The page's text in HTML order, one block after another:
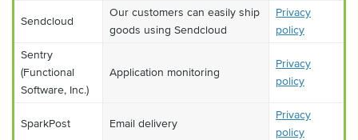
Sendcloud
Our customers can easily ship
goods using Sendcloud
Privacy
policy
Sentry
(Functional
Software, Inc.)
Application monitoring
Privacy
policy
SparkPost Email delivery
Privacy
policy